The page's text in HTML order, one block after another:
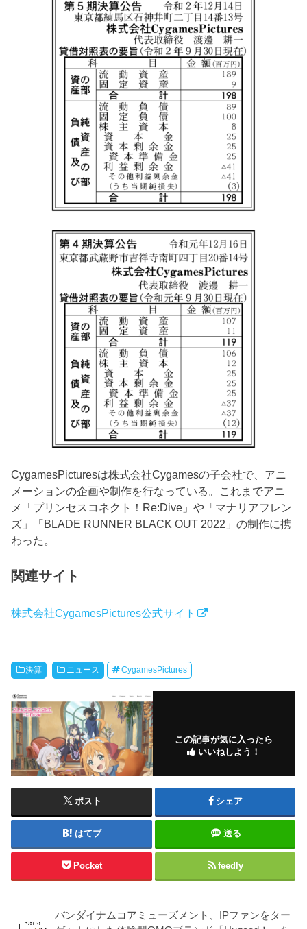
CygamesPicturesは株式会社Cygamesの子会社で、アニ
メーションの企画や制作を行なっている。これまでアニ
メ「プリンセスコネクト！Re:Dive」や「マナリアフレン
ズ」「BLADE RUNNER BLACK OUT 2022」の制作に携
わった。
関連サイト
株式会社CygamesPictures公式サイト
決算 ニュース CygamesPictures
この記事が気に入ったら
いいねしよう！
ポスト シェア
はてブ 送る
Pocket feedly
バンダイナムコアミューズメント、IPファンをター